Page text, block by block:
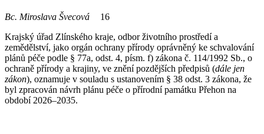
Bc. Miroslava Švecová
16
Krajský úřad Zlínského kraje, odbor životního prostředí a
zemědělství, jako orgán ochrany přírody oprávněný ke schvalování
plánů péče podle § 77a, odst. 4, písm. f) zákona č. 114/1992 Sb., o
ochraně přírody a krajiny, ve znění pozdějších předpisů (dále jen
zákon), oznamuje v souladu s ustanovením § 38 odst. 3 zákona, že
byl zpracován návrh plánu péče o přírodní památku Přehon na
období 2026–2035.